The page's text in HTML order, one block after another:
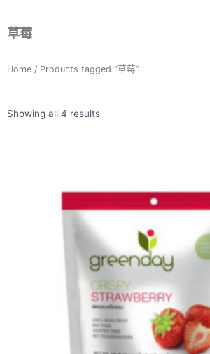
草莓
Home / Products tagged “草莓”
Showing all 4 results